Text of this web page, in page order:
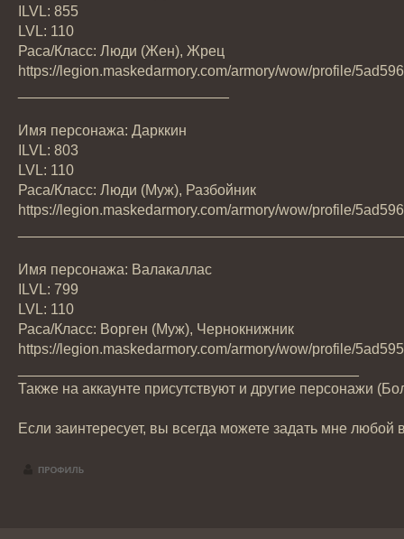
ILVL: 855
LVL: 110
Раса/Класс: Люди (Жен), Жрец
https://legion.maskedarmory.com/armory/wow/profile/
Имя персонажа: Дарккин
ILVL: 803
LVL: 110
Раса/Класс: Люди (Муж), Разбойник
https://legion.maskedarmory.com/armory/wow/profile/
Имя персонажа: Валакаллас
ILVL: 799
LVL: 110
Раса/Класс: Ворген (Муж), Чернокнижник
https://legion.maskedarmory.com/armory/wow/profile/
Также на аккаунте присутствуют и другие персонажи
Если заинтересует, вы всегда можете задать мне любой